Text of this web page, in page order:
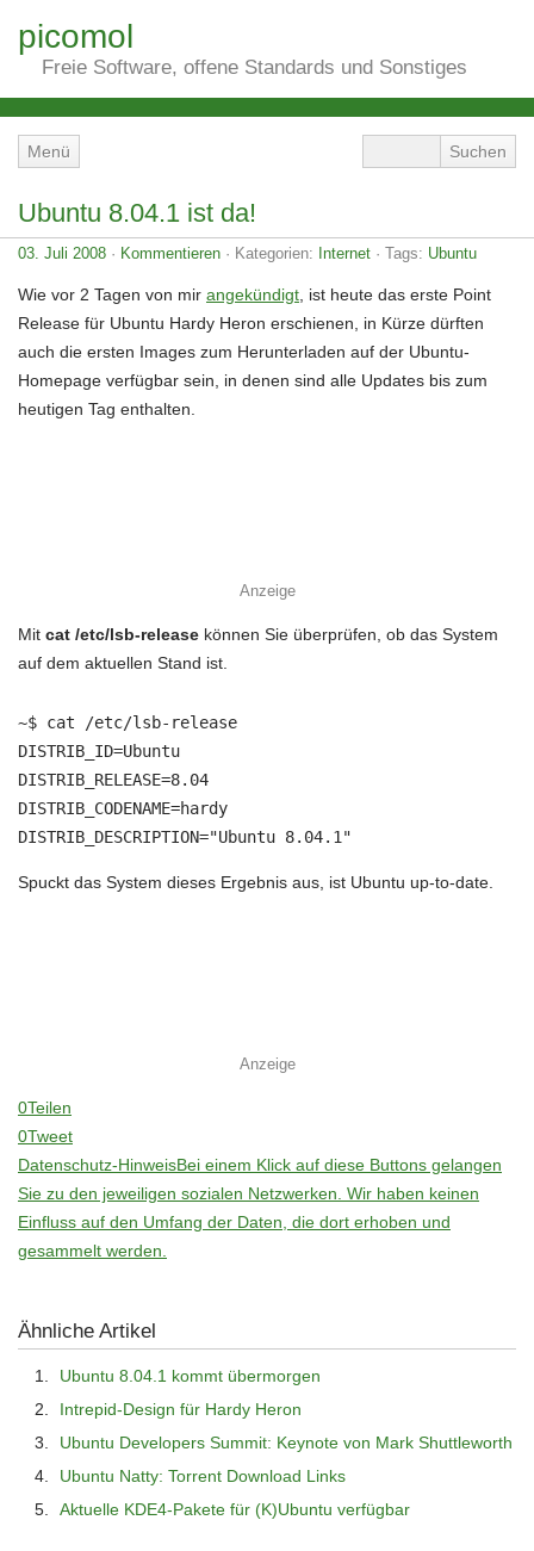
picomol
Freie Software, offene Standards und Sonstiges
Menü
Ubuntu 8.04.1 ist da!
03. Juli 2008 · Kommentieren · Kategorien: Internet · Tags: Ubuntu
Wie vor 2 Tagen von mir angekündigt , ist heute das erste Point
Release für Ubuntu Hardy Heron erschienen, in Kürze dürften
auch die ersten Images zum Herunterladen auf der Ubuntu-
Homepage verfügbar sein, in denen sind alle Updates bis zum
heutigen Tag enthalten.
Anzeige
Mit cat /etc/lsb-release können Sie überprüfen, ob das System
auf dem aktuellen Stand ist.
~$ cat /etc/lsb-release
DISTRIB_ID=Ubuntu
DISTRIB_RELEASE=8.04
DISTRIB_CODENAME=hardy
DISTRIB_DESCRIPTION="Ubuntu 8.04.1"
Spuckt das System dieses Ergebnis aus, ist Ubuntu up-to-date.
Anzeige
0Teilen
0Tweet
Datenschutz-HinweisBei einem Klick auf diese Buttons gelangen
Sie zu den jeweiligen sozialen Netzwerken. Wir haben keinen
Einfluss auf den Umfang der Daten, die dort erhoben und
gesammelt werden.
Ähnliche Artikel
Ubuntu 8.04.1 kommt übermorgen
Intrepid-Design für Hardy Heron
Ubuntu Developers Summit: Keynote von Mark Shuttleworth
Ubuntu Natty: Torrent Download Links
Aktuelle KDE4-Pakete für (K)Ubuntu verfügbar